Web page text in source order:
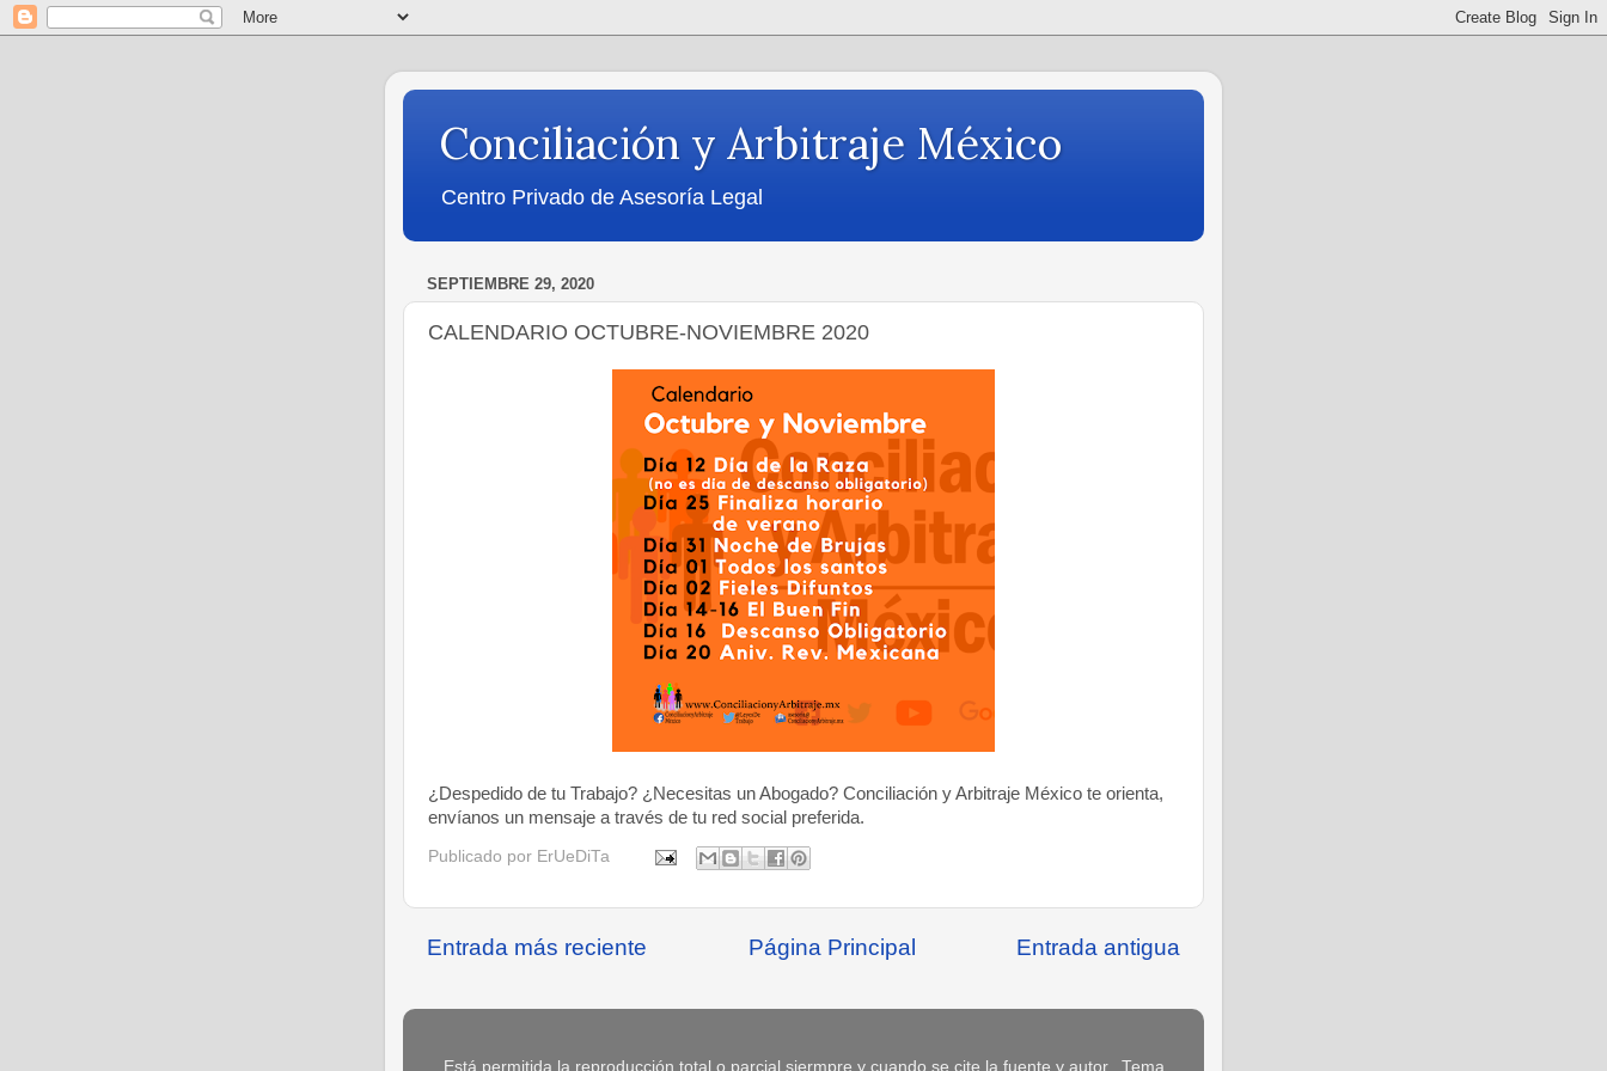
Conciliación y Arbitraje México
Centro Privado de Asesoría Legal
SEPTIEMBRE 29, 2020
CALENDARIO OCTUBRE-NOVIEMBRE 2020
¿Despedido de tu Trabajo? ¿Necesitas un Abogado? Conciliación y Arbitraje México te orienta,
envíanos un mensaje a través de tu red social preferida.
Publicado por ErUeDiTa
Entrada más reciente Entrada antigua
Página Principal
Está permitida la reproducción total o parcial siermpre y cuando se cite la fuente y autor.. Tema